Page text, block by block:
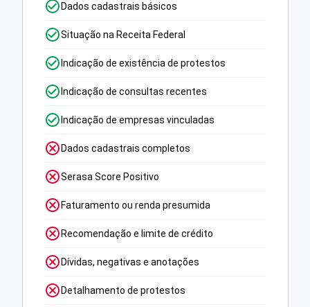
Dados cadastrais básicos
Situação na Receita Federal
Indicação de existência de protestos
Indicação de consultas recentes
Indicação de empresas vinculadas
Dados cadastrais completos
Serasa Score Positivo
Faturamento ou renda presumida
Recomendação e limite de crédito
Dívidas, negativas e anotações
Detalhamento de protestos